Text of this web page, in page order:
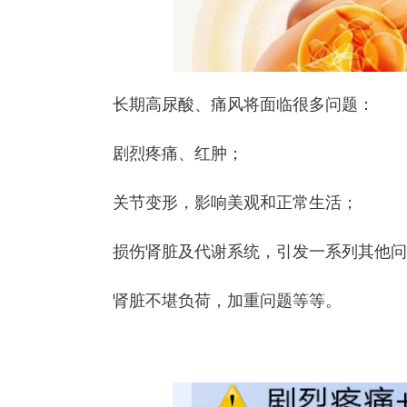
长期高尿酸、痛风将面临很多问题：
剧烈疼痛、红肿；
关节变形，影响美观和正常生活；
损伤肾脏及代谢系统，引发一系列其他
肾脏不堪负荷，加重问题等等。